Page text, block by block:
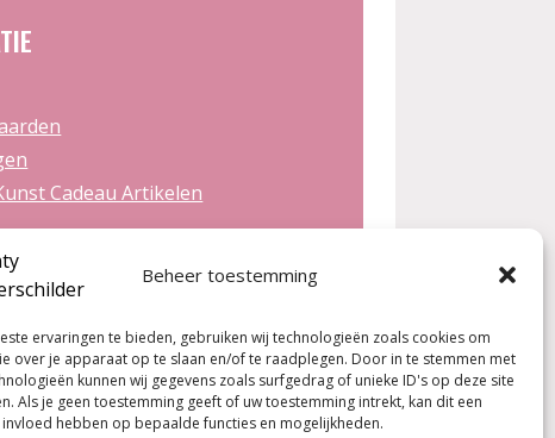
Beheer toestemming
ervaringen te bieden, gebruiken wij technologieën zoals cookies om
over je apparaat op te slaan en/of te raadplegen. Door in te stemmen met
kunnen wij gegevens zoals surfgedrag of unieke ID's op deze site
Als je geen toestemming geeft of uw toestemming intrekt, kan dit een
hebben op bepaalde functies en mogelijkheden.
Cadeau Artikelen
de workshops!